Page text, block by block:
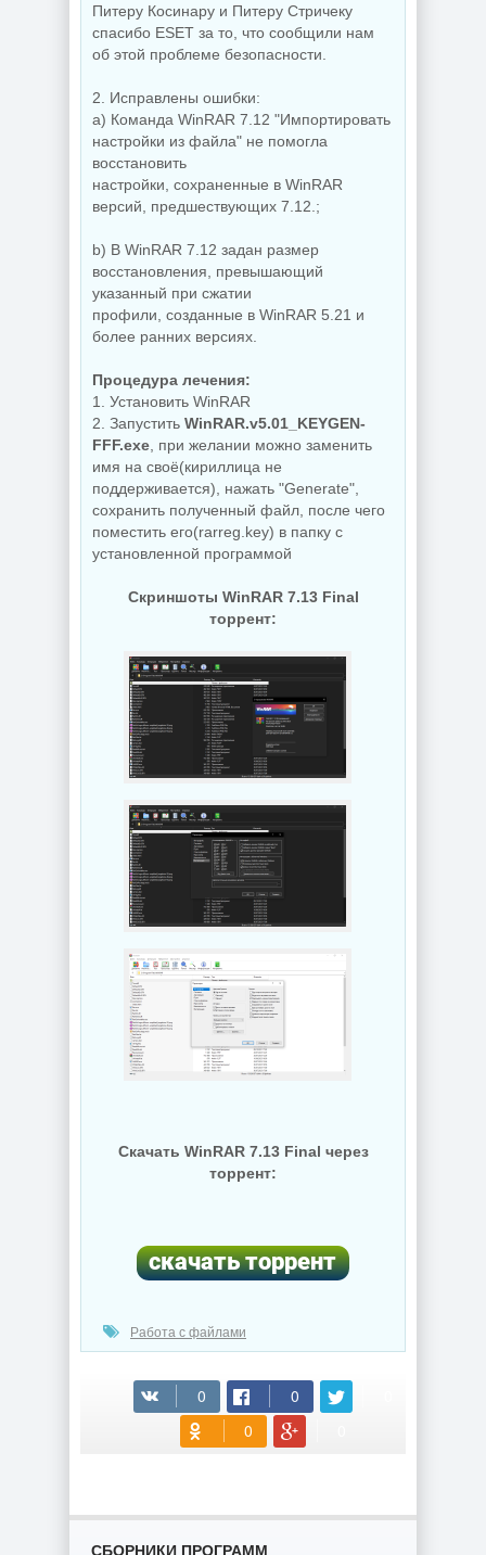
Питеру Косинару и Питеру Стричеку
спасибо ESET за то, что сообщили нам
об этой проблеме безопасности.
2. Исправлены ошибки:
a) Команда WinRAR 7.12 "Импортировать
настройки из файла" не помогла
восстановить
настройки, сохраненные в WinRAR
версий, предшествующих 7.12.;
b) В WinRAR 7.12 задан размер
восстановления, превышающий
указанный при сжатии
профили, созданные в WinRAR 5.21 и
более ранних версиях.
Процедура лечения:
1. Установить WinRAR
2. Запустить WinRAR.v5.01_KEYGEN-
FFF.exe , при желании можно заменить
имя на своё(кириллица не
поддерживается), нажать "Generate",
сохранить полученный файл, после чего
поместить его(rarreg.key) в папку с
установленной программой
Скриншоты WinRAR 7.13 Final
торрент:
Скачать WinRAR 7.13 Final через
торрент:
(cкачиваний: 228)
Работа с файлами
СБОРНИКИ ПРОГРАММ